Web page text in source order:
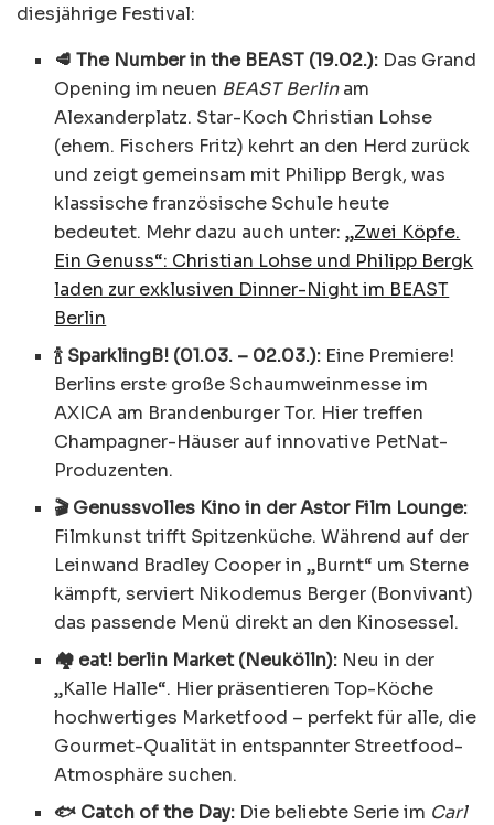
diesjährige Festival:
🥩 The Number in the BEAST (19.02.): Das Grand
Opening im neuen BEAST Berlinam
Alexanderplatz. Star-Koch Christian Lohse
(ehem. Fischers Fritz) kehrt an den Herd zurück
und zeigt gemeinsam mit Philipp Bergk, was
klassische französische Schule heute
bedeutet. Mehr dazu auch unter:„Zwei Köpfe.
Ein Genuss“: Christian Lohse und Philipp Bergk
laden zur exklusiven Dinner-Night im BEAST
Berlin
🍾 SparklingB! (01.03. – 02.03.): Eine Premiere!
Berlins erste große Schaumweinmesse im
AXICA am Brandenburger Tor. Hier treffen
Champagner-Häuser auf innovative PetNat-
Produzenten.
🎬 Genussvolles Kino in der Astor Film Lounge:
Filmkunst trifft Spitzenküche. Während auf der
Leinwand Bradley Cooper in „Burnt“ um Sterne
kämpft, serviert Nikodemus Berger (Bonvivant)
das passende Menü direkt an den Kinosessel.
🏘️ eat! berlin Market (Neukölln): Neu in der
„Kalle Halle“. Hier präsentieren Top-Köche
hochwertiges Marketfood – perfekt für alle, die
Gourmet-Qualität in entspannter Streetfood-
Atmosphäre suchen.
🐟 Catch of the Day: Die beliebte Serie im Carl